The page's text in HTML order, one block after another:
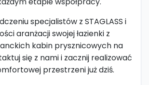
specjalistów z STAGLASS i
aranżacji swojej łazienki z
kabin prysznicowych na
się z nami i zacznij realizować
przestrzeni już dziś.